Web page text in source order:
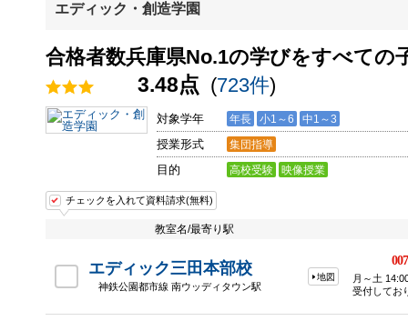
エディック・創造学園
合格者数兵庫県No.1の学びをすべて
3.48点 (723件)
対象学年 年長 小1～6 中1～3
授業形式 集団指導
目的 高校受験 映像授業
チェックを入れて資料請求(無料)
教室名/最寄り駅
エディック三田本部校
神鉄公園都市線 南ウッディタウン駅
地図
月～土
受付してお